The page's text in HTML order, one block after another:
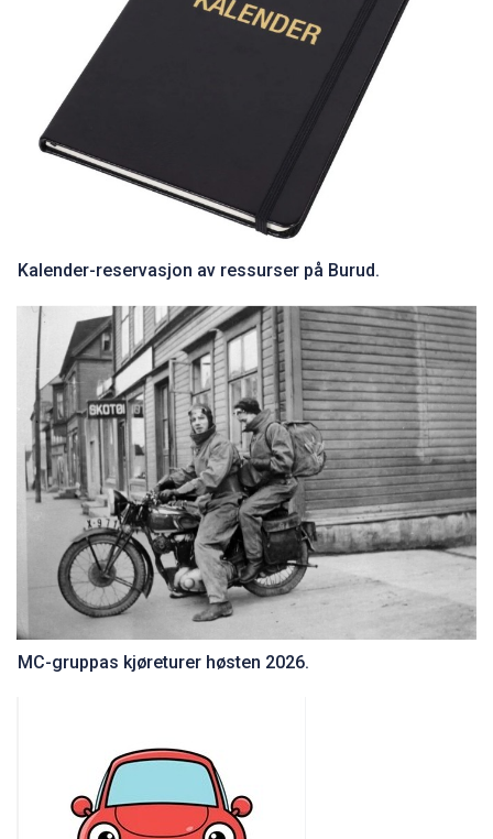
Kalender-reservasjon av ressurser på Burud.
MC-gruppas kjøreturer høsten 2026.